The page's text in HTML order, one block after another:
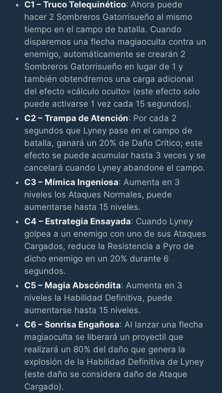
C1 – Truco Telequinético: Ahora puede
hacer 2 Sombreros Gatorrisueño al mismo
tiempo en el campo de batalla. Cuando
disparemos una flecha magiaoculta contra un
enemigo, automáticamente se crearán 2
Sombreros Gatorrisueño en lugar de 1 y
también obtendremos una carga adicional
del efecto «cálculo oculto» (este efecto solo
puede activarse 1 vez cada 15 segundos).
C2 – Trampa de Atención: Por cada 2
segundos que Lyney pase en el campo de
batalla, ganará un 20% de Daño Crítico; este
efecto se puede acumular hasta 3 veces y se
cancelará cuando Lyney abandone el campo.
C3 – Mímica Ingeniosa: Aumenta en 3
niveles los Ataques Normales, puede
aumentarse hasta 15 niveles.
C4 – Estrategia Ensayada: Cuando Lyney
golpea a un enemigo con uno de sus Ataques
Cargados, reduce la Resistencia a Pyro de
dicho enemigo en un 20% durante 6
segundos.
C5 – Magia Abscóndita: Aumenta en 3
niveles la Habilidad Definitiva, puede
aumentarse hasta 15 niveles.
C6 – Sonrisa Engañosa: Al lanzar una flecha
magiaoculta se liberará un proyectil que
realizará un 80% del daño que genera la
explosión de la Habilidad Definitiva de Lyney
(este daño se considera daño de Ataque
Cargado).